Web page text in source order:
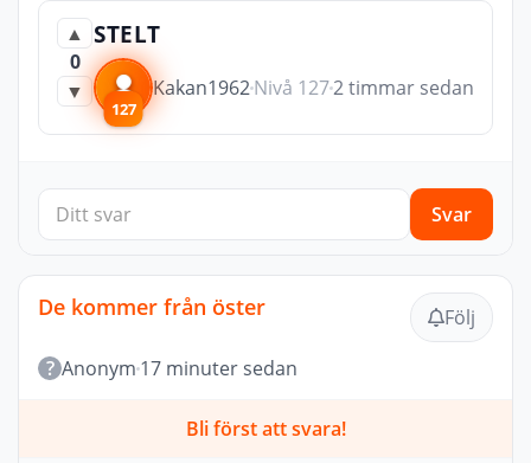
▲
0
▼
STELT
127
Kakan1962Nivå 1272 timmar sedan
Svar
De kommer från öster
Följ
? Anonym 17 minuter sedan
Bli först att svara!